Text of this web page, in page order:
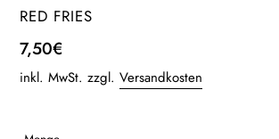
VERKÄUFER
RED FRIES
Normaler
Preis
7,50€
inkl. MwSt. zzgl. Versandkosten